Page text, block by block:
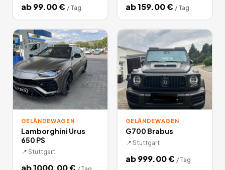
ab99.00€ / Tag ab159.00€ / Tag
GELÄNDEWAGEN
Lamborghini Urus
650 PS
📍 Stuttgart
ab1000.00€
GELÄNDEWAGEN
G700 Brabus
📍 Stuttgart
ab999.00€ / Tag